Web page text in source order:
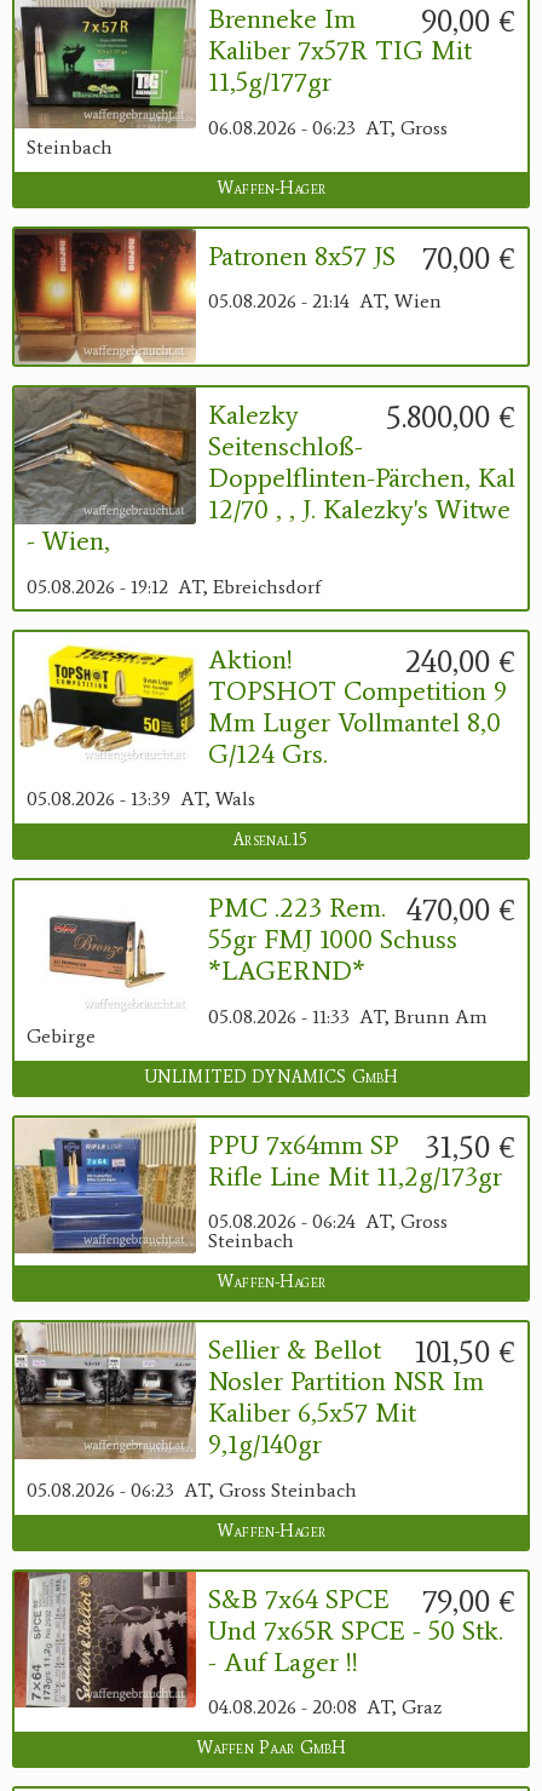
90,00 €
Brenneke Im
Kaliber 7x57R TIG Mit
11,5g/177gr
06.08.2026 - 06:23 AT, Gross
Steinbach
Waffen-Hager
70,00 €
Patronen 8x57 JS
05.08.2026 - 21:14 AT, Wien
5.800,00 €
Kalezky
Seitenschloß-
Doppelflinten-Pärchen, Kal
12/70 , , J. Kalezky's Witwe
- Wien,
05.08.2026 - 19:12 AT, Ebreichsdorf
240,00 €
Aktion!
TOPSHOT Competition 9
Mm Luger Vollmantel 8,0
G/124 Grs.
05.08.2026 - 13:39 AT, Wals
Arsenal15
470,00 €
PMC .223 Rem.
55gr FMJ 1000 Schuss
*LAGERND*
05.08.2026 - 11:33 AT, Brunn Am
Gebirge
UNLIMITED DYNAMICS GmbH
31,50 €
PPU 7x64mm SP
Rifle Line Mit 11,2g/173gr
05.08.2026 - 06:24 AT, Gross
Steinbach
Waffen-Hager
101,50 €
Sellier & Bellot
Nosler Partition NSR Im
Kaliber 6,5x57 Mit
9,1g/140gr
05.08.2026 - 06:23 AT, Gross Steinbach
Waffen-Hager
79,00 €
S&B 7x64 SPCE
Und 7x65R SPCE - 50 Stk.
- Auf Lager !!
04.08.2026 - 20:08 AT, Graz
Waffen Paar GmbH